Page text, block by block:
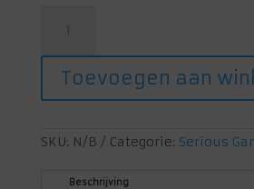
Structures
Cards
aantalToevoegen aan
SKU: N/B Categorie: Serious
Beschrijving